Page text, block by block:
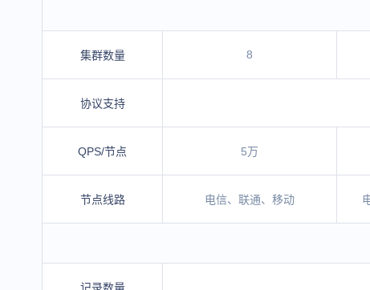
集群数量 8
协议支持
QPS/节点 5万
节点线路 电信、联通、移动